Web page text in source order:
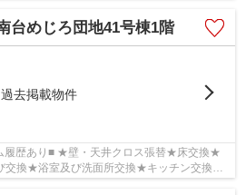
台めじろ団地41号棟1階
過去掲載物件
履歴あり■ ★壁・天井クロス張替★床交換★
交換★浴室及び洗面所交換★キッチン交換★